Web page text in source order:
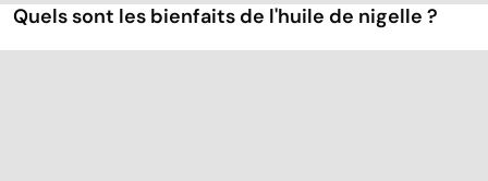
Quels sont les bienfaits de l'huile de nigelle ?